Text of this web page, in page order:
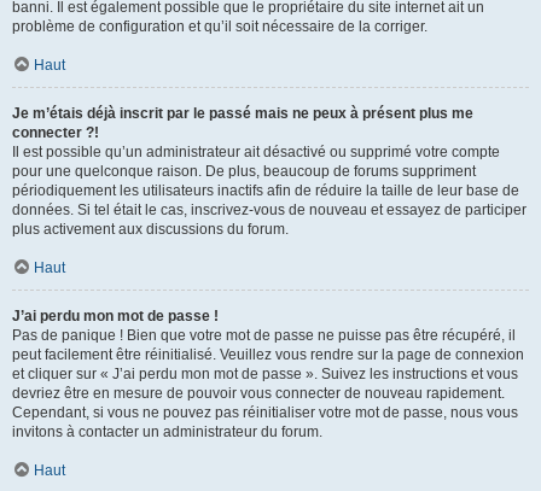
banni. Il est également possible que le propriétaire du site internet ait un
problème de configuration et qu’il soit nécessaire de la corriger.
Haut
Je m’étais déjà inscrit par le passé mais ne peux à présent plus me
connecter ?!
Il est possible qu’un administrateur ait désactivé ou supprimé votre compte
pour une quelconque raison. De plus, beaucoup de forums suppriment
périodiquement les utilisateurs inactifs afin de réduire la taille de leur base de
données. Si tel était le cas, inscrivez-vous de nouveau et essayez de participer
plus activement aux discussions du forum.
Haut
J’ai perdu mon mot de passe !
Pas de panique ! Bien que votre mot de passe ne puisse pas être récupéré, il
peut facilement être réinitialisé. Veuillez vous rendre sur la page de connexion
et cliquer sur « J’ai perdu mon mot de passe ». Suivez les instructions et vous
devriez être en mesure de pouvoir vous connecter de nouveau rapidement.
Cependant, si vous ne pouvez pas réinitialiser votre mot de passe, nous vous
invitons à contacter un administrateur du forum.
Haut